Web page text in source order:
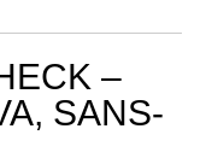
–
SANS-